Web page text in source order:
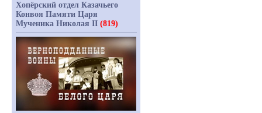
Хопёрский отдел Казачьего
Конвоя Памяти Царя
Мученика Николая II (819)